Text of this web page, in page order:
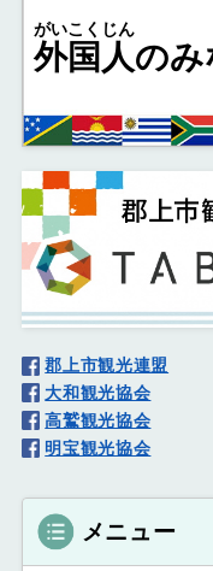
外国人
がいこくじん
の
郡上市観光連盟
大和観光協会
高鷲観光協会
明宝観光協会
メニュー